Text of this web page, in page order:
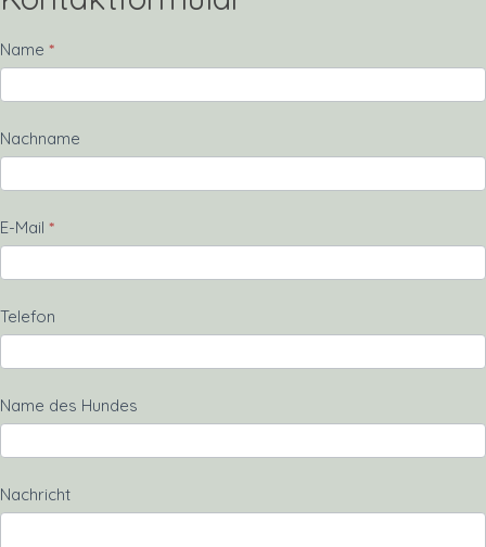
Kontakt
Name *
Nachname
E-Mail *
Telefon
Name des Hundes
Nachricht